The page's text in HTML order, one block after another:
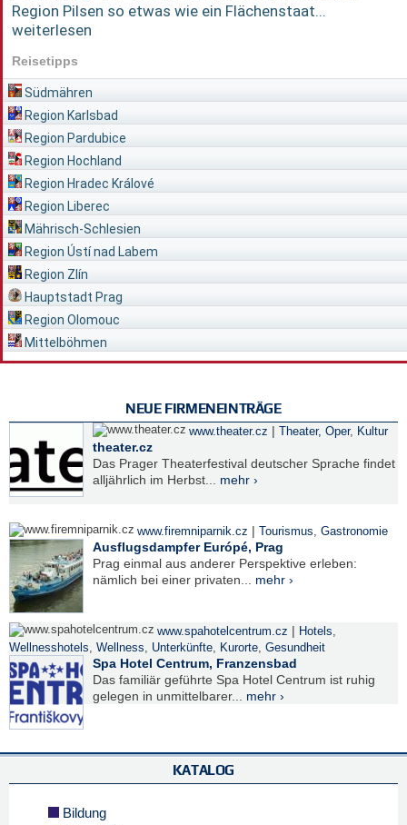
Region Pilsen so etwas wie ein Flächenstaat...
weiterlesen
Reisetipps
Südmähren
Region Karlsbad
Region Pardubice
Region Hochland
Region Hradec Králové
Region Liberec
Mährisch-Schlesien
Region Ústí nad Labem
Region Zlín
Hauptstadt Prag
Region Olomouc
Mittelböhmen
NEUE FIRMENEINTRÄGE
www.theater.cz | Theater, Oper, Kultur
theater.cz
Das Prager Theaterfestival deutscher Sprache findet
alljährlich im Herbst... mehr ›
www.firemniparnik.cz | Tourismus Gastronomie
Ausflugsdampfer Európé, Prag
Prag einmal aus anderer Perspektive erleben:
nämlich bei einer privaten... mehr ›
www.spahotelcentrum.cz | Hotels
Wellnesshotels
Wellness Unterkünfte Kurorte Gesundheit
Spa Hotel Centrum, Franzensbad
Das familiär geführte Spa Hotel Centrum ist ruhig
gelegen in unmittelbarer... mehr ›
KATALOG
Bildung